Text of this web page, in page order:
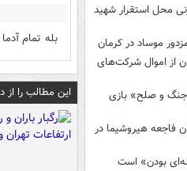
محل استقرار شهید
تومان از اموال شرکت‌های
و صلح‌» بازی
فاجعه هیروشیما در
بودن» است
بله تمام
این مطالب را